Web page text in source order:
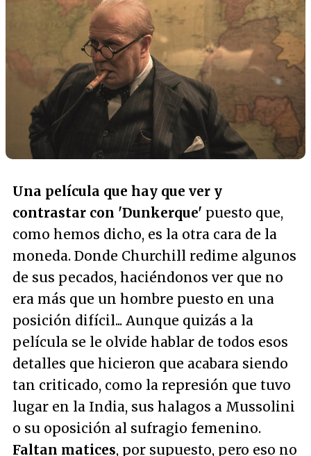
Una película que hay que ver y
contrastar con 'Dunkerque' puesto que,
como hemos dicho, es la otra cara de la
moneda. Donde Churchill redime algunos
de sus pecados, haciéndonos ver que no
era más que un hombre puesto en una
posición difícil... Aunque quizás a la
película se le olvide hablar de todos esos
detalles que hicieron que acabara siendo
tan criticado, como la represión que tuvo
lugar en la India, sus halagos a Mussolini
o su oposición al sufragio femenino.
Faltan matices, por supuesto, pero eso no